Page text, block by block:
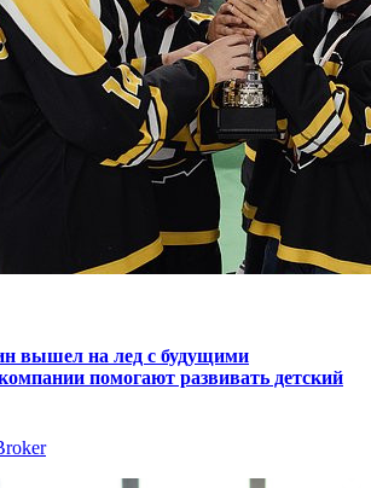
вышел на лед с будущими
помогают развивать детский